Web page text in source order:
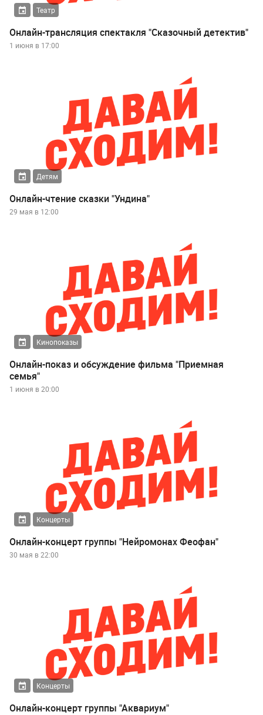
Театр
Онлайн-трансляция спектакля "Сказочный детектив"
1 июня в 17:00
Детям
Онлайн-чтение сказки "Ундина"
29 мая в 12:00
Кинопоказы
Онлайн-показ и обсуждение фильма "Приемная
семья"
1 июня в 20:00
Концерты
Онлайн-концерт группы "Нейромонах Феофан"
30 мая в 22:00
Концерты
Онлайн-концерт группы "Аквариум"